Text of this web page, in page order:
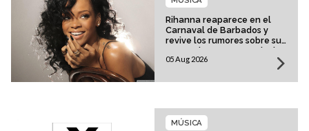
Rihanna reaparece en el
Carnaval de Barbados y
revive los rumores sobre su
esperado regreso musical
05 Aug 2026
MÚSICA